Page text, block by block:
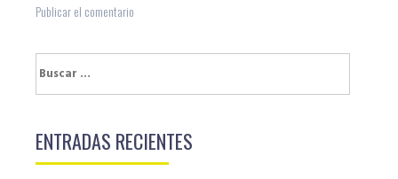
Buscar:
ENTRADAS RECIENTES